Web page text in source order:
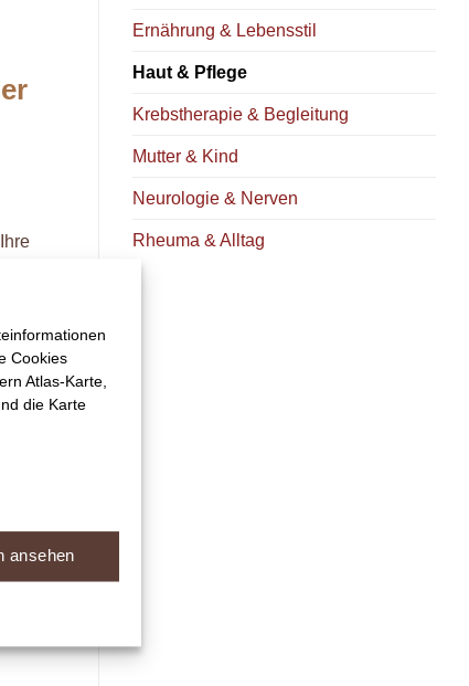
Cookies
Atlas-Karte,
die Karte
ansehen
stark
Ernährung & Lebensstil
Haut & Pflege
Krebstherapie & Begleitung
Mutter & Kind
Neurologie & Nerven
Rheuma & Alltag